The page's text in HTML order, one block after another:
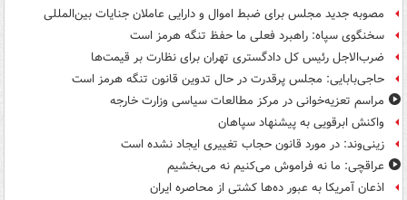
مصوبه جدید مجلس برای ضبط اموال و دارایی عاملان جنایات بین‌المللی
سخنگوی سپاه: راهبرد فعلی ما حفظ تنگه هرمز است
ضرب‌الاجل رئیس کل دادگستری تهران برای نظارت بر قیمت‌ها
حاجی‌بابایی: مجلس پرقدرت در حال تدوین قانون تنگه هرمز است
مراسم تعزیه‌خوانی در مرکز مطالعات سیاسی وزارت خارجه
واکنش ابرقویی به پیشنهاد سپاهان
زینی‌وند: در مورد قانون حجاب تغییری ایجاد نشده است
عراقچی: ما نه فراموش می‌کنیم نه می‌بخشیم
اذعان آمریکا به عبور ده‌ها کشتی از محاصره ایران